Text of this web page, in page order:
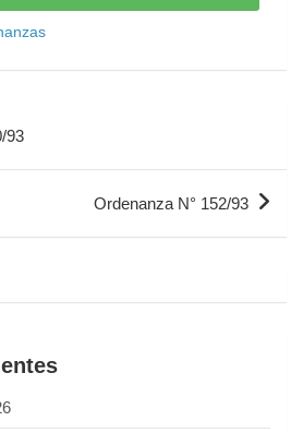
93
Ordenanza N° 152/93